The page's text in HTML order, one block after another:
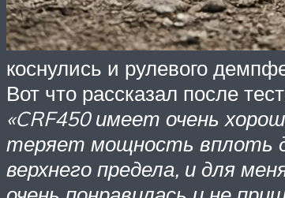
коснулись и рулевого
Вот что рассказал после
«CRF450 имеет очень
теряет мощность вплоть
верхнего предела, и для